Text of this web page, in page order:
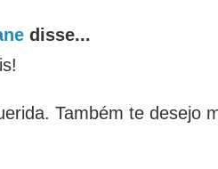
disse...
Também te desejo